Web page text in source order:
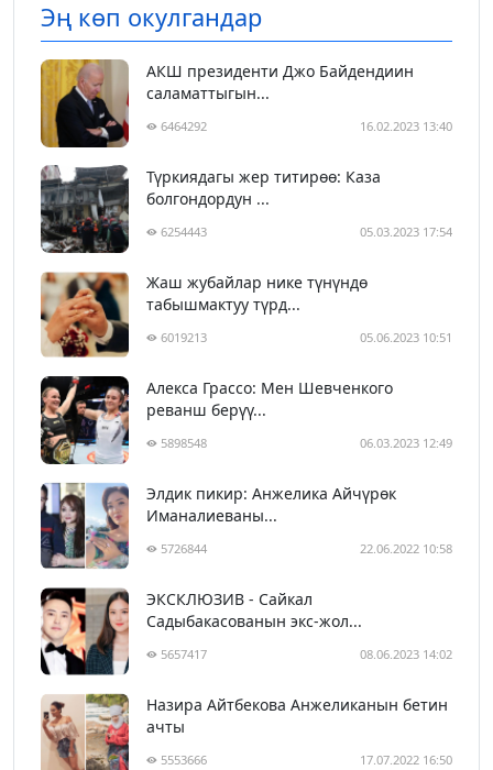
Эң көп окулгандар
АКШ президенти Джо Байдендиин
саламаттыгын...
6464292 16.02.2023 13:40
Түркиядагы жер титирөө: Каза
болгондордун ...
6254443 05.03.2023 17:54
Жаш жубайлар нике түнүндө
табышмактуу түрд...
6019213 05.06.2023 10:51
Алекса Грассо: Мен Шевченкого
реванш берүү...
5898548 06.03.2023 12:49
Элдик пикир: Анжелика Айчүрөк
Иманалиеваны...
5726844 22.06.2022 10:58
ЭКСКЛЮЗИВ - Сайкал
Садыбакасованын экс-жол...
5657417 08.06.2023 14:02
Назира Айтбекова Анжеликанын бетин
ачты
5553666 17.07.2022 16:50